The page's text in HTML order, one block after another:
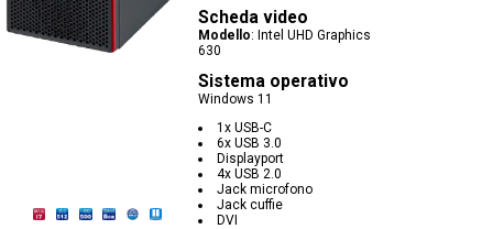
Scheda video
Modello:Intel UHD Graphics
630
Sistema operativo
Windows 11
1x USB-C
6x USB 3.0
Displayport
4x USB 2.0
Jack microfono
Jack cuffie
DVI